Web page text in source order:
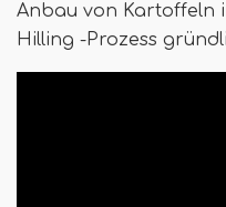
Anbau von Kartoffeln
Hilling -Prozess